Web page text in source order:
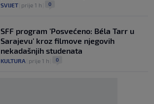
SVIJET prije 1 h 0
SFF program 'Posvećeno: Béla Tarr u
Sarajevu' kroz filmove njegovih
nekadašnjih studenata
KULTURA prije 1 h 0